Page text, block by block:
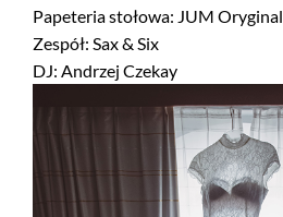
Papeteria stołowa: JUM Oryginal
Zespół: Sax & Six
DJ: Andrzej Czekay